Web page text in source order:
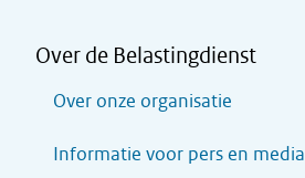
Over de Belastingdienst
Over onze organisatie
Informatie voor pers en media